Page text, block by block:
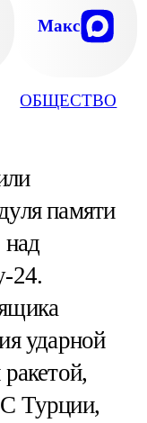
ОБЩЕСТВО
Макс
памяти
над
24.
ударной
Турции,